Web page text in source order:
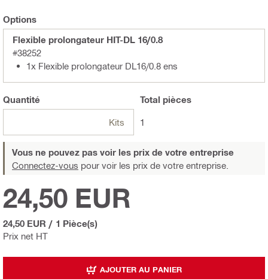
Options
Flexible prolongateur HIT-DL 16/0.8
#38252
1x Flexible prolongateur DL16/0.8 ens
Quantité
Kits
Total pièces
1
Vous ne pouvez pas voir les prix de votre entreprise
Connectez-vous pour voir les prix de votre entreprise.
Prix net HT
24,50 EUR
24,50 EUR / 1 Pièce(s)
AJOUTER AU PANIER